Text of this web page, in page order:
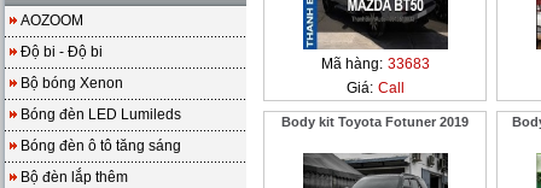
AOZOOM
Độ bi - Độ bi
Bộ bóng Xenon
Bóng đèn LED Lumileds
Bóng đèn ô tô tăng sáng
Bộ đèn lắp thêm
Mã hàng: 33683
Giá: Call
Body kit Toyota Fotuner 2019